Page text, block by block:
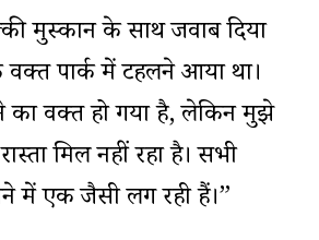
मुस्कान के साथ जवाब दिया
पार्क में टहलने आया था।
का वक्त हो गया है, लेकिन मुझे
मिल नहीं रहा है। सभी
में एक जैसी लग रही हैं।”